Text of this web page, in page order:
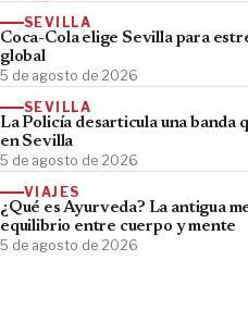
SEVILLA
Coca-Cola elige Sevilla para
global
5 de agosto de 2026
SEVILLA
La Policía desarticula una banda
en Sevilla
5 de agosto de 2026
VIAJES
¿Qué es Ayurveda? La antigua
equilibrio entre cuerpo y mente
5 de agosto de 2026